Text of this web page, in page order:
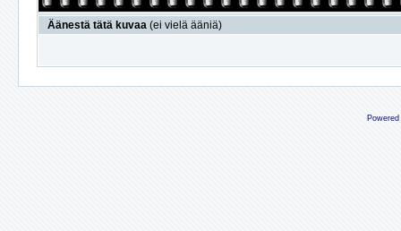
Äänestä tätä kuvaa (ei vielä ääniä)